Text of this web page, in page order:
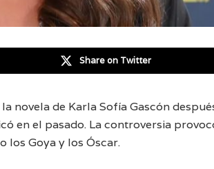
Share on Twitter
novela de Karla Sofía Gascón
en el pasado. La controversia
los Goya y los Óscar.